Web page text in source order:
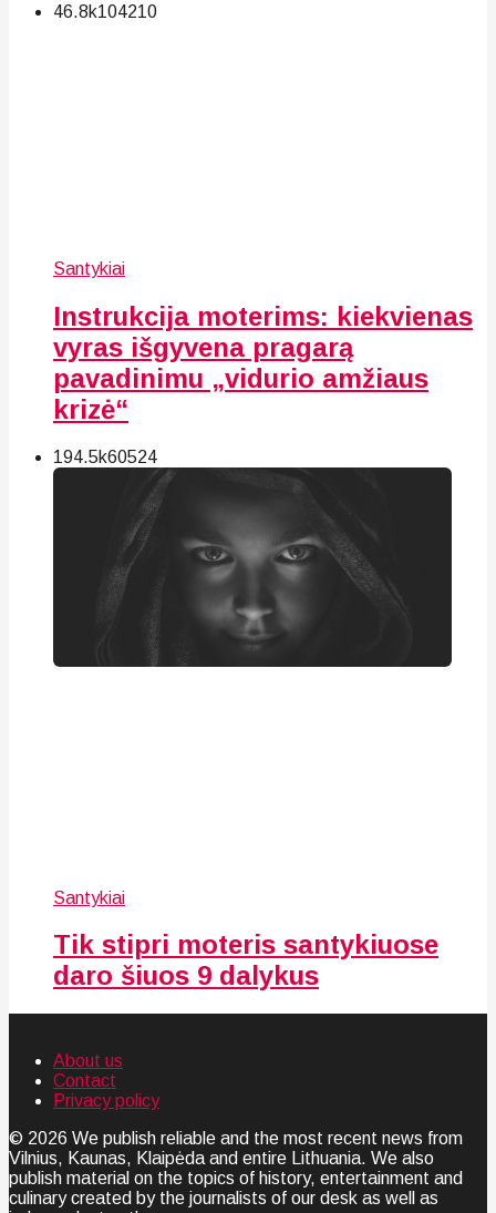
46.8k104210
Santykiai
Instrukcija moterims: kiekvienas
vyras išgyvena pragarą
pavadinimu „vidurio amžiaus
krizė“
194.5k60524
Santykiai
Tik stipri moteris santykiuose
daro šiuos 9 dalykus
About us
Contact
Privacy policy
© 2026 We publish reliable and the most recent news from
Vilnius, Kaunas, Klaipėda and entire Lithuania. We also
publish material on the topics of history, entertainment and
culinary created by the journalists of our desk as well as